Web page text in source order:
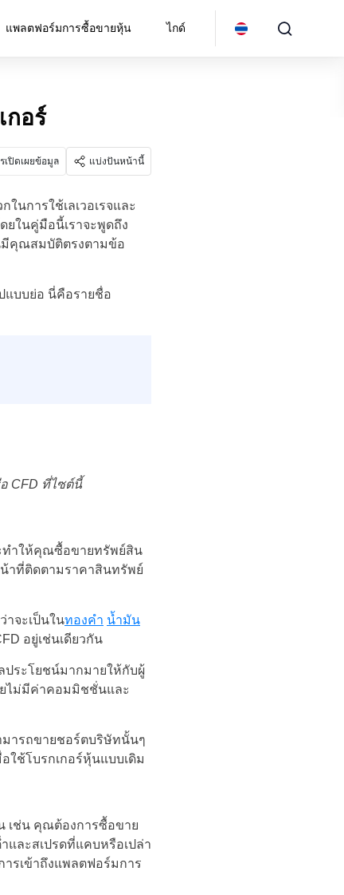
แพลตฟอร์มการซื้อขายหุ้น ไกด์
กอร์
เปิดเผยข้อมูล แบ่งปันหน้านี้
นการใช้เลเวอเรจและ
ยในคู่มือนี้เราจะพูดถึง
มีคุณสมบัติตรงตามข้อ
แบบย่อ นี่คือรายชื่อ
CFD ที่ไซต์นี้
ะทำให้คุณซื้อขายทรัพย์สิน
าที่ติดตามราคาสินทรัพย์
าจะเป็นในทองคำ น้ำมัน
อยู่เช่นเดียวกัน
ประโยชน์มากมายให้กับผู้
ไม่มีค่าคอมมิชชั่นและ
มารถขายชอร์ตบริษัทนั้นๆ
ใช้โบรกเกอร์หุ้นแบบเดิม
เช่น คุณต้องการซื้อขาย
ละสเปรดที่แคบหรือเปล่า
รเข้าถึงแพลตฟอร์มการ